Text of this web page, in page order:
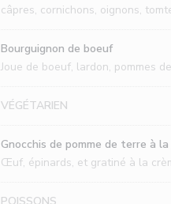
câpres, cornichons, oignons,
Bourguignon de boeuf
Joue de boeuf, lardon, pommes
VÉGÉTARIEN
Gnocchis de pomme de terre à
Œuf, épinards, et gratiné à la